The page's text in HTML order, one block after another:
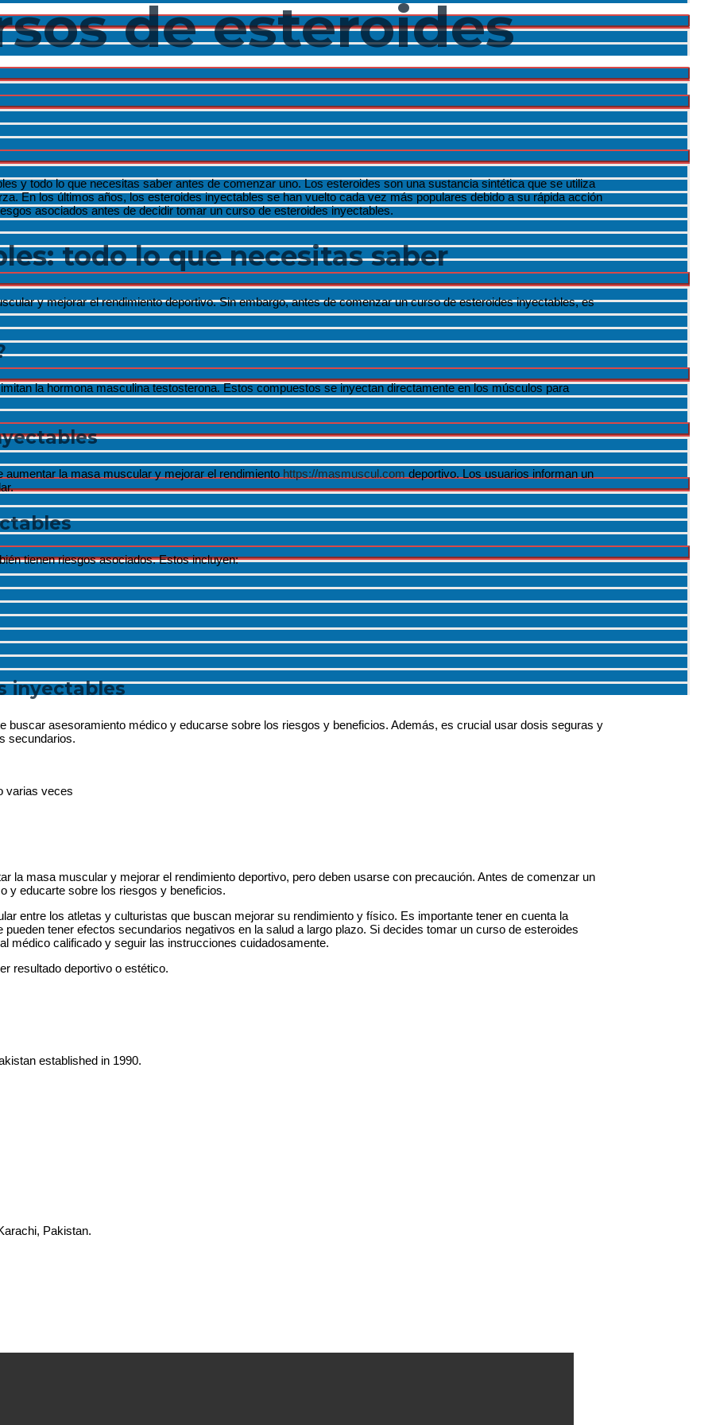
Menu
Toggle
Menu
Toggle
Menu
Toggle
Menu
Toggle
Menu
Toggle
Menu
Toggle
Menu
Toggle
Menu
Toggle
Menu
Toggle
de esteroides
y todo lo que necesitas saber antes de comenzar uno. Los esteroides son una sustancia sintética que se utiliza
En los últimos años, los esteroides inyectables se han vuelto cada vez más populares debido a su rápida acción
asociados antes de decidir tomar un curso de esteroides inyectables.
todo lo que necesitas saber
y mejorar el rendimiento deportivo. Sin embargo, antes de comenzar un curso de esteroides inyectables, es
la hormona masculina testosterona. Estos compuestos se inyectan directamente en los músculos para
la masa muscular y mejorar el rendimiento https://masmuscul.com deportivo. Los usuarios informan un
tienen riesgos asociados. Estos incluyen:
inyectables
asesoramiento médico y educarse sobre los riesgos y beneficios. Además, es crucial usar dosis seguras y
secundarios.
varias veces
la masa muscular y mejorar el rendimiento deportivo, pero deben usarse con precaución. Antes de comenzar un
y educarte sobre los riesgos y beneficios.
entre los atletas y culturistas que buscan mejorar su rendimiento y físico. Es importante tener en cuenta la
tener efectos secundarios negativos en la salud a largo plazo. Si decides tomar un curso de esteroides
médico calificado y seguir las instrucciones cuidadosamente.
resultado deportivo o estético.
established in 1990.
Pakistan.